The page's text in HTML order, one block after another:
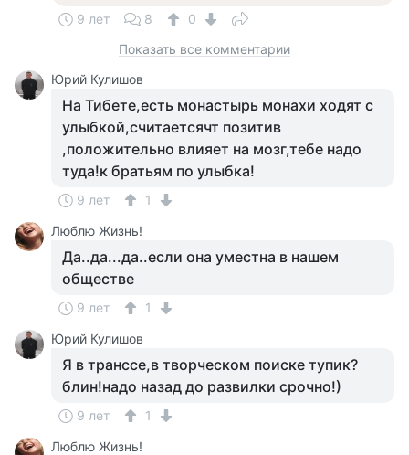
9 лет 8
0
Показать все комментарии
Юрий Кулишов
На Тибете,есть монастырь монахи ходят с
улыбкой,считаетсячт позитив
,положительно влияет на мозг,тебе надо
туда!к братьям по улыбка!
9 лет
1
Люблю Жизнь!
Да..да...да..если она уместна в нашем
обществе
9 лет
1
Юрий Кулишов
Я в транссе,в творческом поиске тупик?
блин!надо назад до развилки срочно!)
9 лет
1
Люблю Жизнь!